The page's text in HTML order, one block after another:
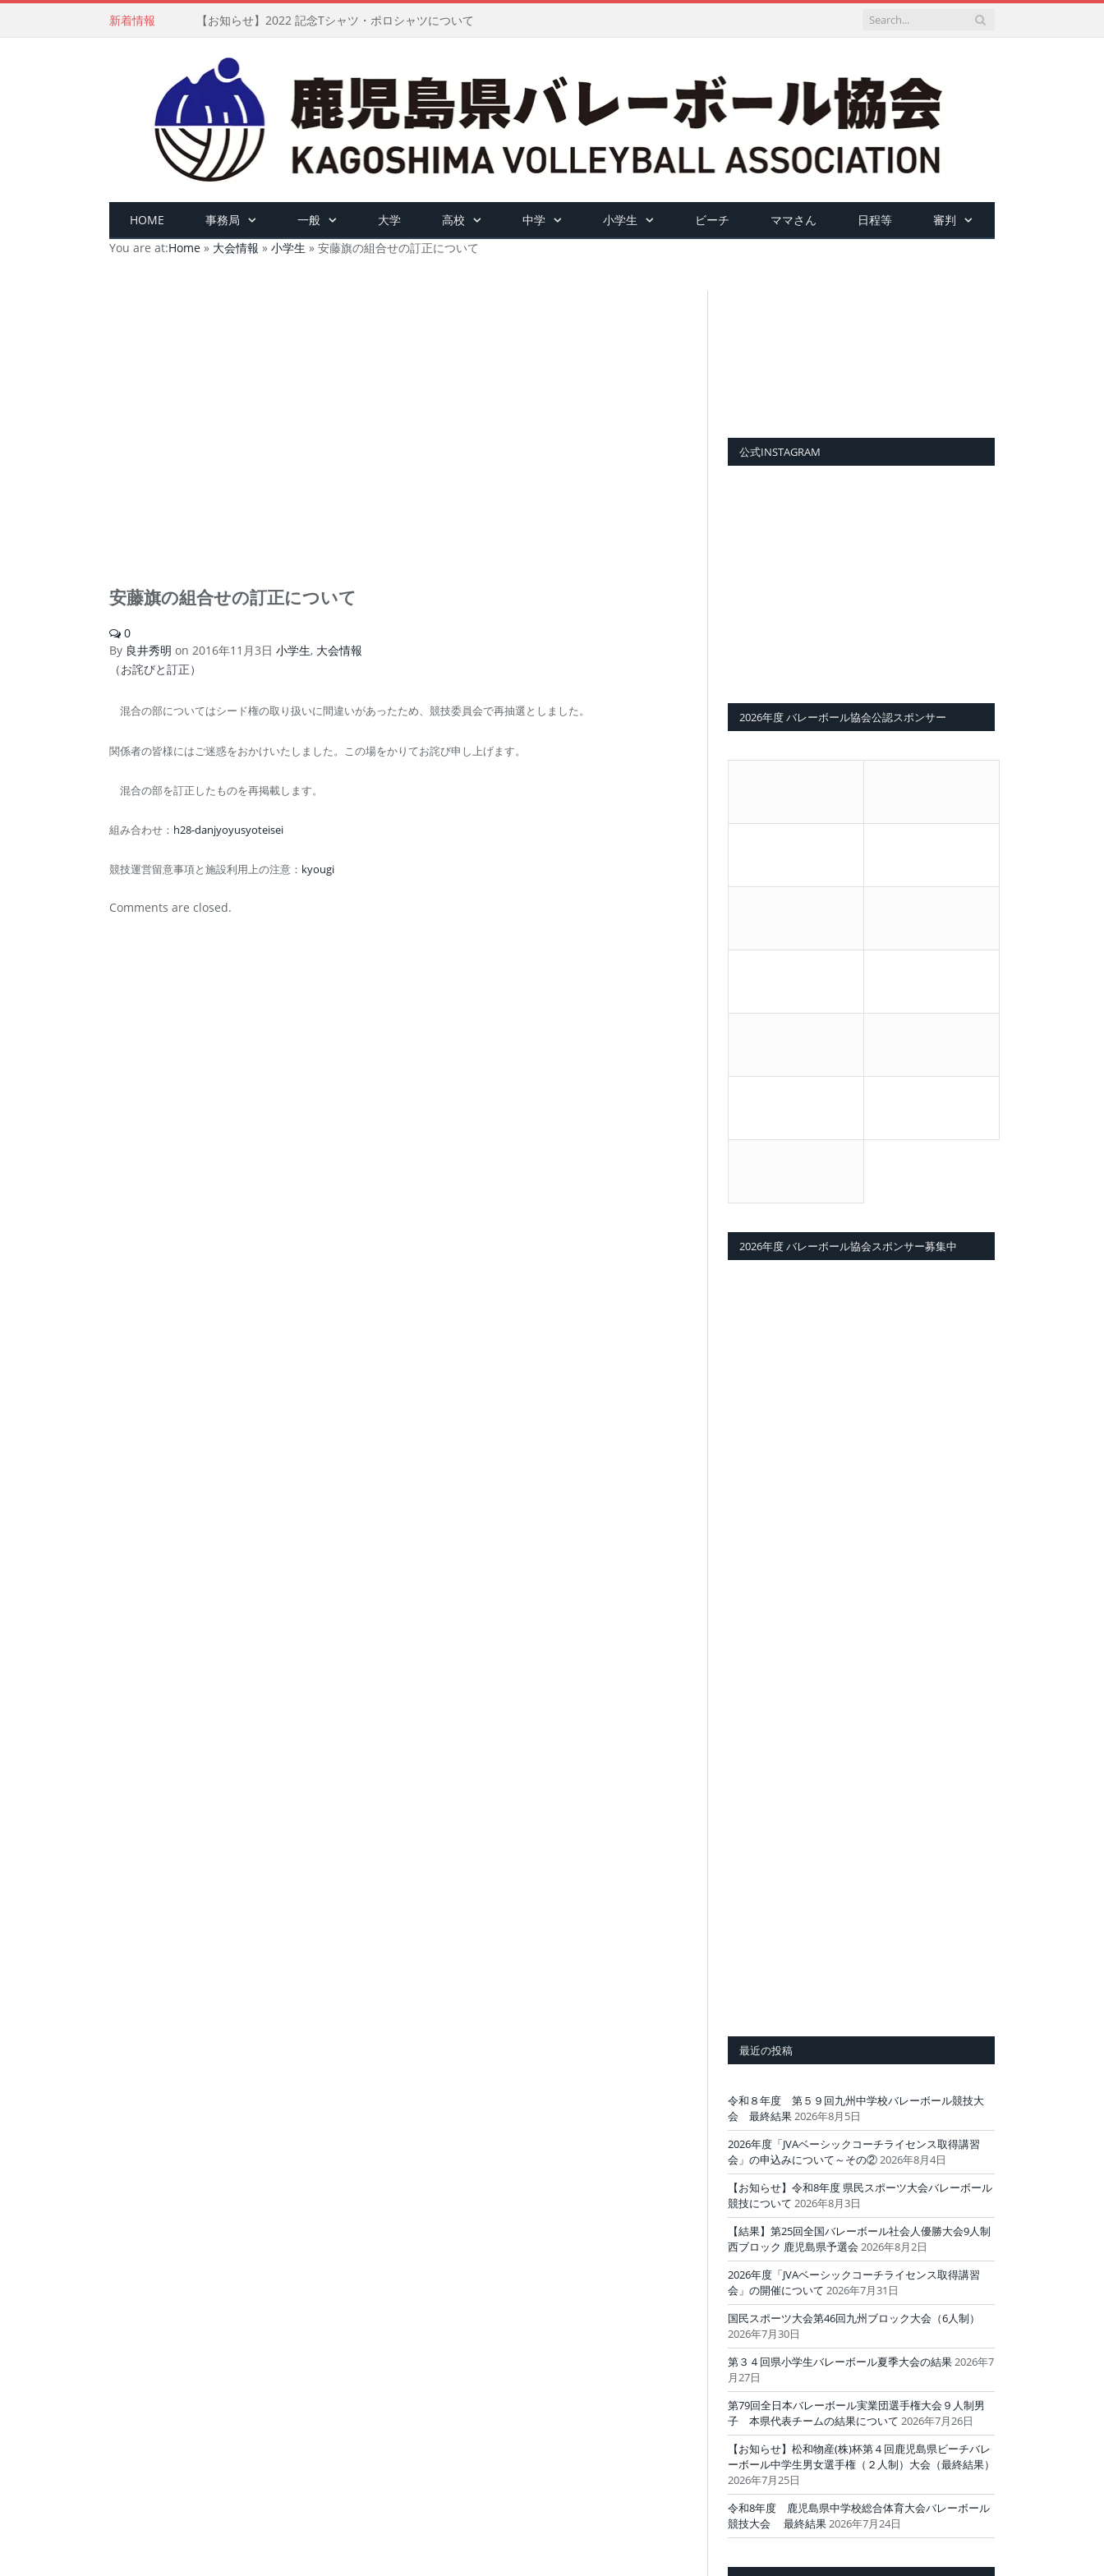
新着情報 【お知らせ】2022 記念Tシャツ・ポロシャツについて
HOME 事務局 一般 大学 高校 中学 小学生 ビーチ ママさん 日程等
審判
You are at:Home » 大会情報 » 小学生 » 安藤旗の組合せの訂正について
安藤旗の組合せの訂正について
0
By 良井秀明 on 2016年11月3日 小学生, 大会情報
（お詫びと訂正）
混合の部についてはシード権の取り扱いに間違いがあったため、競技委員会で再抽選としました。
関係者の皆様にはご迷惑をおかけいたしました。この場をかりてお詫び申し上げます。
混合の部を訂正したものを再掲載します。
組み合わせ： h28-danjyoyusyoteisei
競技運営留意事項と施設利用上の注意： kyougi
Comments are closed.
公式INSTAGRAM
2026年度 バレーボール協会公認スポンサー
2026年度 バレーボール協会スポンサー募集中
最近の投稿
令和８年度 第５９回九州中学校バレーボール競技大
会 最終結果2026年8月5日
2026年度「JVAベーシックコーチライセンス取得講習
会」の申込みについて～その②2026年8月4日
【お知らせ】令和8年度 県民スポーツ大会バレーボール
競技について 2026年8月3日
【結果】第25回全国バレーボール社会人優勝大会9人制
西ブロック 鹿児島県予選会 2026年8月2日
2026年度「JVAベーシックコーチライセンス取得講習
会」の開催について 2026年7月31日
国民スポーツ大会第46回九州ブロック大会（6人制）
2026年7月30日
第３４回県小学生バレーボール夏季大会の結果2026年7
月27日
第79回全日本バレーボール実業団選手権大会９人制男
子 本県代表チームの結果について 2026年7月26日
【お知らせ】松和物産(株)杯第４回鹿児島県ビーチバレ
ーボール中学生男女選手権（２人制）大会（最終結果）
2026年7月25日
令和8年度 鹿児島県中学校総合体育大会バレーボール
競技大会 最終結果2026年7月24日